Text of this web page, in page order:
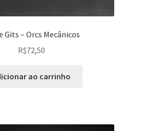
Gits – Orcs Mecânicos
R$72,50
ao carrinho